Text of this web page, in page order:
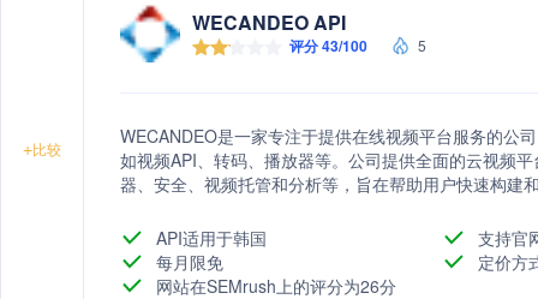
+比较
WECANDEO API
评分 43/100 5
WECANDEO是一家专注于提供在线视频平台服务的公
如视频API、转码、播放器等。公司提供全面的云视频
器、安全、视频托管和分析等，旨在帮助用户快速构建
API适用于韩国
支持官
每月限免
定价方
网站在SEMrush上的评分为26分